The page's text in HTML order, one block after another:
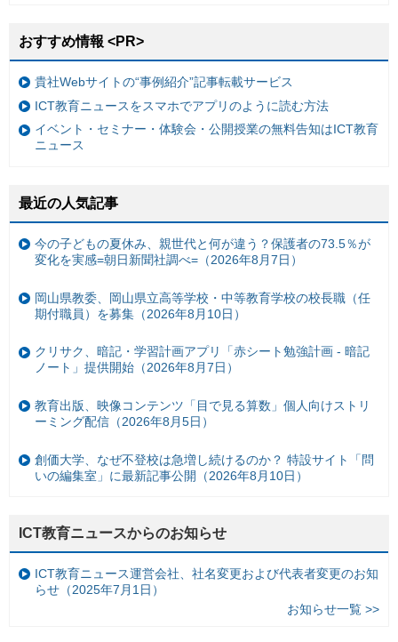
おすすめ情報 <PR>
貴社Webサイトの“事例紹介”記事転載サービス
ICT教育ニュースをスマホでアプリのように読む方法
イベント・セミナー・体験会・公開授業の無料告知はICT教育
ニュース
最近の人気記事
今の子どもの夏休み、親世代と何が違う？保護者の73.5％が
変化を実感=朝日新聞社調べ=（2026年8月7日）
岡山県教委、岡山県立高等学校・中等教育学校の校長職（任
期付職員）を募集（2026年8月10日）
クリサク、暗記・学習計画アプリ「赤シート勉強計画 - 暗記
ノート」提供開始（2026年8月7日）
教育出版、映像コンテンツ「目で見る算数」個人向けストリ
ーミング配信（2026年8月5日）
創価大学、なぜ不登校は急増し続けるのか？ 特設サイト「問
いの編集室」に最新記事公開（2026年8月10日）
ICT教育ニュースからのお知らせ
ICT教育ニュース運営会社、社名変更および代表者変更のお知
らせ（2025年7月1日）
お知らせ一覧 >>